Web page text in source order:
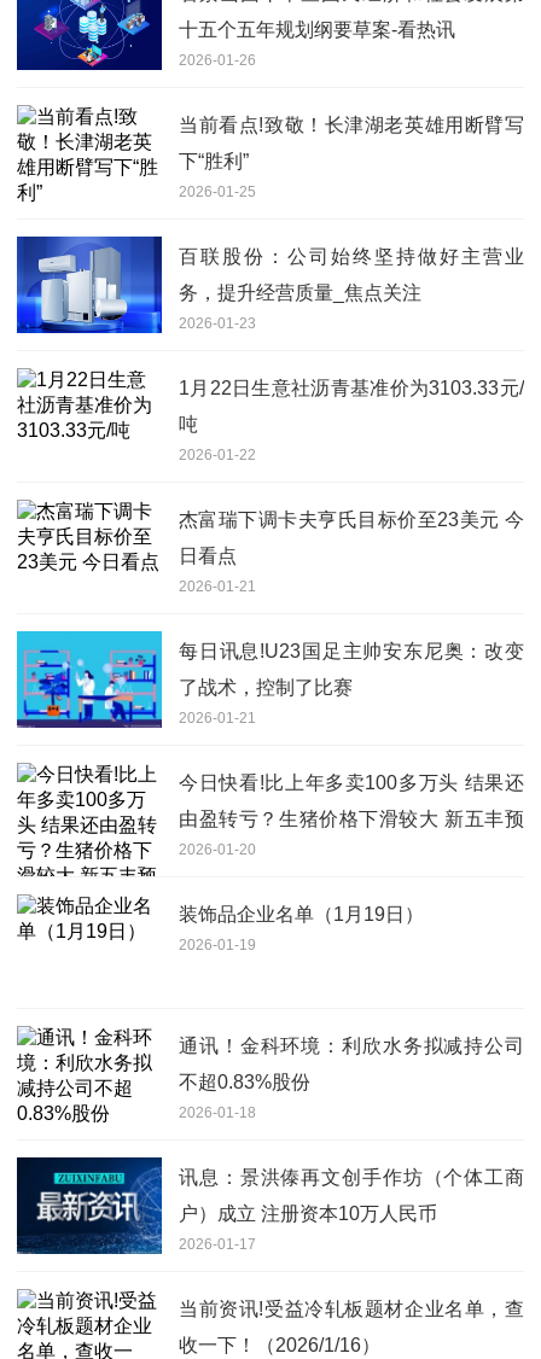
十五个五年规划纲要草案-看热讯
2026-01-26
当前看点!致敬！长津湖老英雄用断臂写
下“胜利”
2026-01-25
百联股份：公司始终坚持做好主营业
务，提升经营质量_焦点关注
2026-01-23
1月22日生意社沥青基准价为3103.33元/
吨
2026-01-22
杰富瑞下调卡夫亨氏目标价至23美元 今
日看点
2026-01-21
每日讯息!U23国足主帅安东尼奥：改变
了战术，控制了比赛
2026-01-21
今日快看!比上年多卖100多万头 结果还
由盈转亏？生猪价格下滑较大 新五丰预
亏至少7亿元
2026-01-20
装饰品企业名单（1月19日）
2026-01-19
通讯！金科环境：利欣水务拟减持公司
不超0.83%股份
2026-01-18
讯息：景洪傣再文创手作坊（个体工商
户）成立 注册资本10万人民币
2026-01-17
当前资讯!受益冷轧板题材企业名单，查
收一下！（2026/1/16）